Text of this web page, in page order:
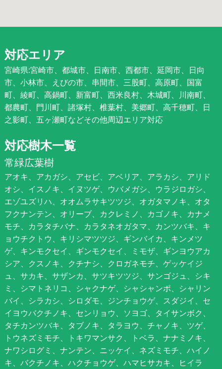
対応エリア
宮崎県:宮崎市、都城市、日南市、西都市、延岡市、日向
市、小林市、えびの市、串間市、三股町、高原町、国富
町、綾町、高鍋町、新富町、西米良村、木城町、川南町、
都農町、門川町、諸塚村、椎葉村、美郷町、高千穂町、日
之影町、五ヶ瀬町などその他周辺エリア対応
対応樹木一覧
常緑広葉樹
アオキ、アカガシ、アセビ、アベリア、アラカシ、アリド
オシ、イスノキ、イヌツゲ、ウバメガシ、ウラジロガシ、
エゾユズリハ、オオムラサキツツジ、オガタマノキ、オタ
フクナンテン、オリーブ、カクレミノ、カゴノキ、カナメ
モチ、カラタチバナ、カラタネオガタマ、カンツバキ、キ
ョウチクトウ、キリシマツツジ、ギンバイカ、キンメツ
ゲ、キンモクセイ、ギンモクセイ、ミモザ、ギンヨウアカ
シア、クスノキ、クチナシ、クロガネモチ、ゲッケイジ
ュ、サカキ、サザンカ、サツキツツジ、サンゴジュ、シキ
ミ、シマトネリコ、シャクナゲ、シャシャンポ、シャリン
バイ、シラカシ、シロダモ、ジンチョウゲ、スダジイ、セ
イヨウバクチノキ、センリョウ、ソヨゴ、タイサンボク、
タチカンツバキ、タブノキ、タラヨウ、チャノキ、ツゲ、
トウネズミモチ、トキワマンサク、トベラ、ナナミノキ、
ナワシログミ、ナンテン、ニッケイ、ネズミモチ、ハイノ
キ、バクチノキ、ハクチョウゲ、ハマヒサカキ、ヒイラ